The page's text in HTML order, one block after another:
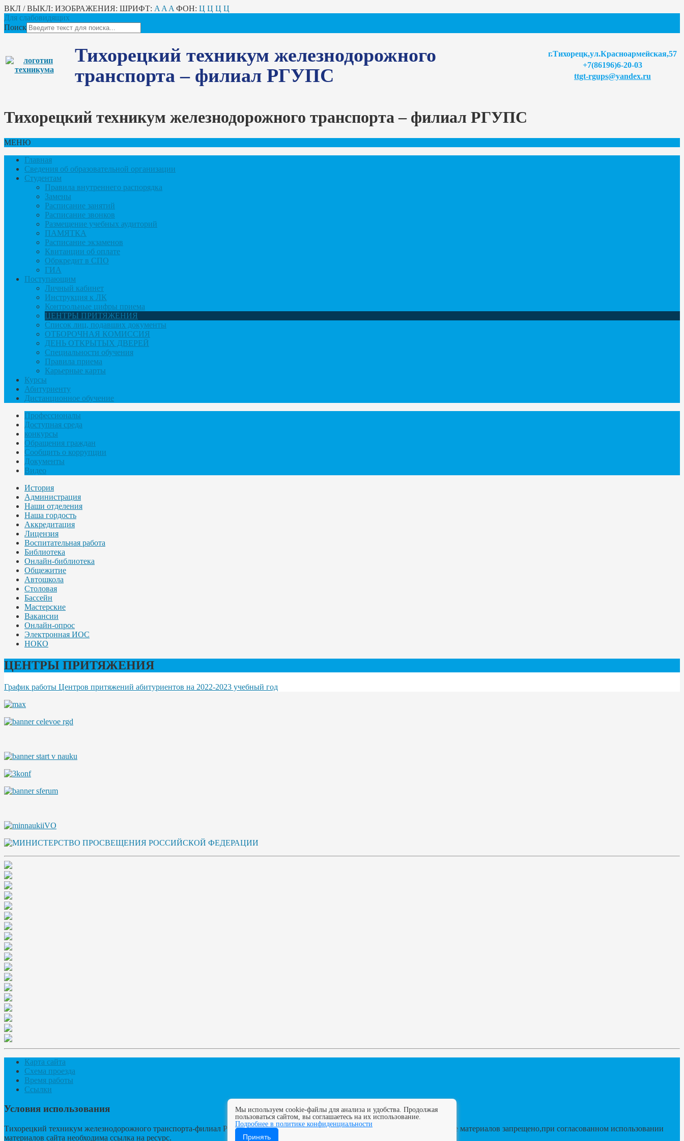
ВКЛ / ВЫКЛ: ИЗОБРАЖЕНИЯ: ШРИФТ: A A A ФОН: Ц Ц Ц Ц
Для слабовидящих
Поиск
Тихорецкий техникум железнодорожного
транспорта – филиал РГУПС
г.Тихорецк,ул.Красноармейская,57
+7(86196)6-20-03
ttgt-rgups@yandex.ru
Тихорецкий техникум железнодорожного транспорта – филиал РГУПС
МЕНЮ
Главная
Сведения об образовательной организации
Студентам
Правила внутреннего распорядка
Замены
Расписание занятий
Расписание звонков
Размещение учебных аудиторий
ПАМЯТКА
Расписание экзаменов
Квитанции об оплате
Обркредит в СПО
ГИА
Поступающим
Личный кабинет
Инструкция к ЛК
Контрольные цифры приема
ЦЕНТРЫ ПРИТЯЖЕНИЯ
Список лиц, подавших документы
ОТБОРОЧНАЯ КОМИССИЯ
ДЕНЬ ОТКРЫТЫХ ДВЕРЕЙ
Специальности обучения
Правила приема
Карьерные карты
Курсы
Абитуриенту
Дистанционное обучение
Профессионалы
Доступная среда
конкурсы
Обращения граждан
Сообщить о коррупции
Документы
Видео
История
Администрация
Наши отделения
Наша гордость
Аккредитация
Лицензия
Воспитательная работа
Библиотека
Онлайн-библиотека
Общежитие
Автошкола
Столовая
Бассейн
Мастерские
Вакансии
Онлайн-опрос
Электронная ИОС
НОКО
ЦЕНТРЫ ПРИТЯЖЕНИЯ
График работы Центров притяжений абитуриентов на 2022-2023 учебный год
Карта сайта
Схема проезда
Время работы
Ссылки
Условия использования
Тихорецкий техникум железнодорожного транспорта-филиал РГУПС. Все права защищены. Полное или частичное копирование материалов запрещено,при согласованном использовании
материалов сайта необходима ссылка на ресурс.
Мы используем cookie-файлы для анализа и удобства. Продолжая
пользоваться сайтом, вы соглашаетесь на их использование.
Подробнее в политике конфиденциальности
Принять